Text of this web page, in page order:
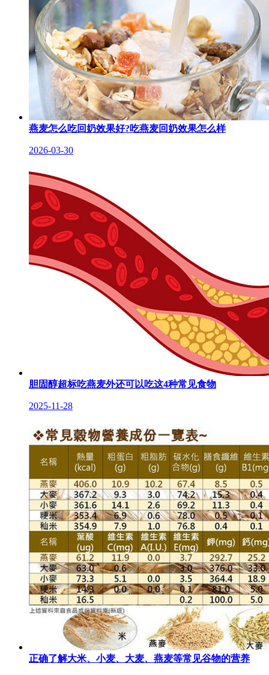
燕麦怎么吃回奶效果好?吃燕麦回奶效果怎么样
2026-03-30
胆固醇超标吃燕麦外还可以吃这4种常见食物
2025-11-28
正确了解大米、小麦、大麦、燕麦等常见谷物的营养